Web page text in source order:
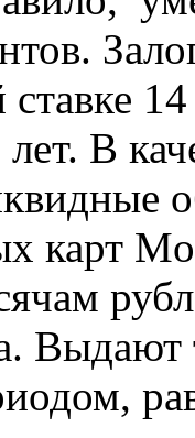
В
карт
Выдают